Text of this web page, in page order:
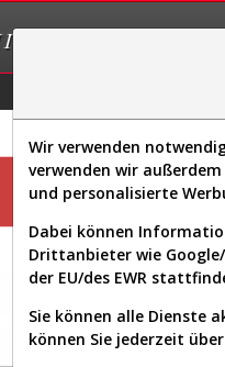
Diese
Wir verwenden
verwenden wir
und personalisierte
Dabei können
Drittanbieter wie
der EU/des EWR
Sie können alle Dienste
können Sie jederzeit